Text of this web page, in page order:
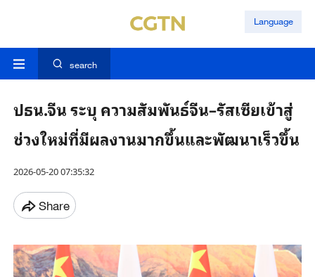
Language
search
ปธน.จีน ระบุ ความสัมพันธ์จีน–รัสเซียเข้าสู่
ช่วงใหม่ที่มีผลงานมากขึ้นและพัฒนาเร็วขึ้น
2026-05-20 07:35:32
Share